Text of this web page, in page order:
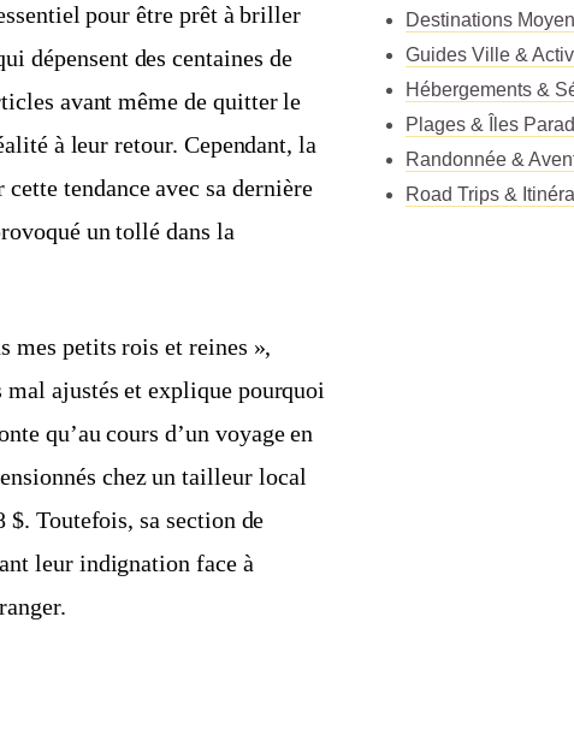
pour être prêt à briller
dépensent des centaines de
avant même de quitter le
à leur retour. Cependant, la
tendance avec sa dernière
un tollé dans la
mes petits rois et reines »,
mal ajustés et explique pourquoi
qu’au cours d’un voyage en
chez un tailleur local
$. Toutefois, sa section de
leur indignation face à
Destinations
Guides Ville &
Hébergements &
Plages & Îles
Randonnée &
Road Trips &